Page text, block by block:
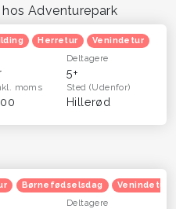
Adventurepark
Herretur Venindetur
Deltagere
5+
moms Sted(Udenfor)
Hillerød
Børnefødselsdag Venindetur
Deltagere